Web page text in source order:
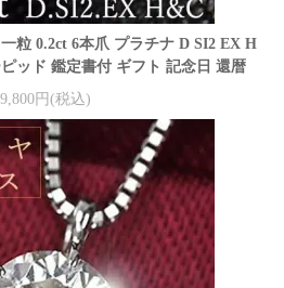
粒 0.2ct 6本爪 プラチナ D SI2 EX H
ッド 鑑定書付 ギフト 記念日 還暦
円(税込)